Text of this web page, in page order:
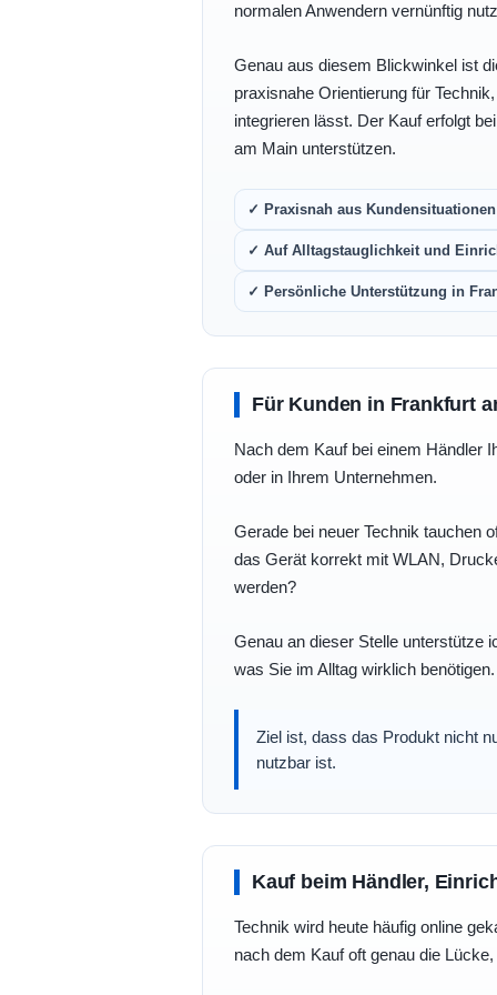
normalen Anwendern vernünftig
Genau aus diesem Blickwinkel ist
praxisnahe Orientierung für
integrieren lässt. Der Kauf erfolgt
am Main unterstützen.
✓ Praxisnah aus
✓ Auf Alltagstauglichkeit und
✓ Persönliche Unterstützung in
Für Kunden in Frankfurt
Nach dem Kauf bei einem Händler
oder in Ihrem Unternehmen.
Gerade bei neuer Technik tauchen
das Gerät korrekt mit WLAN,
werden?
Genau an dieser Stelle unterstütze
was Sie im Alltag wirklich benötigen.
Ziel ist, dass das Produkt nicht
nutzbar ist.
Kauf beim Händler,
Technik wird heute häufig online
nach dem Kauf oft genau die